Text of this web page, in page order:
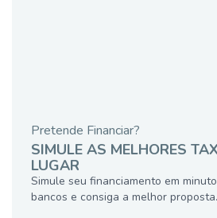
Pretende Financiar?
SIMULE AS MELHORES
LUGAR
Simule seu financiamento em
bancos e consiga a melhor proposta.